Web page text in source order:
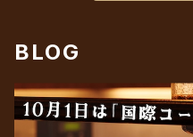
BLOG